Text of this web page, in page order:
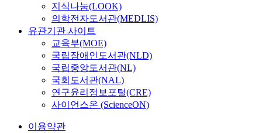
지식나눔(LOOK)
의학전자도서관(MEDLIS)
유관기관 사이트
교육부(MOE)
국립장애인도서관(NLD)
국립중앙도서관(NL)
국회도서관(NAL)
연구윤리정보포털(CRE)
사이언스온 (ScienceON)
이용약관